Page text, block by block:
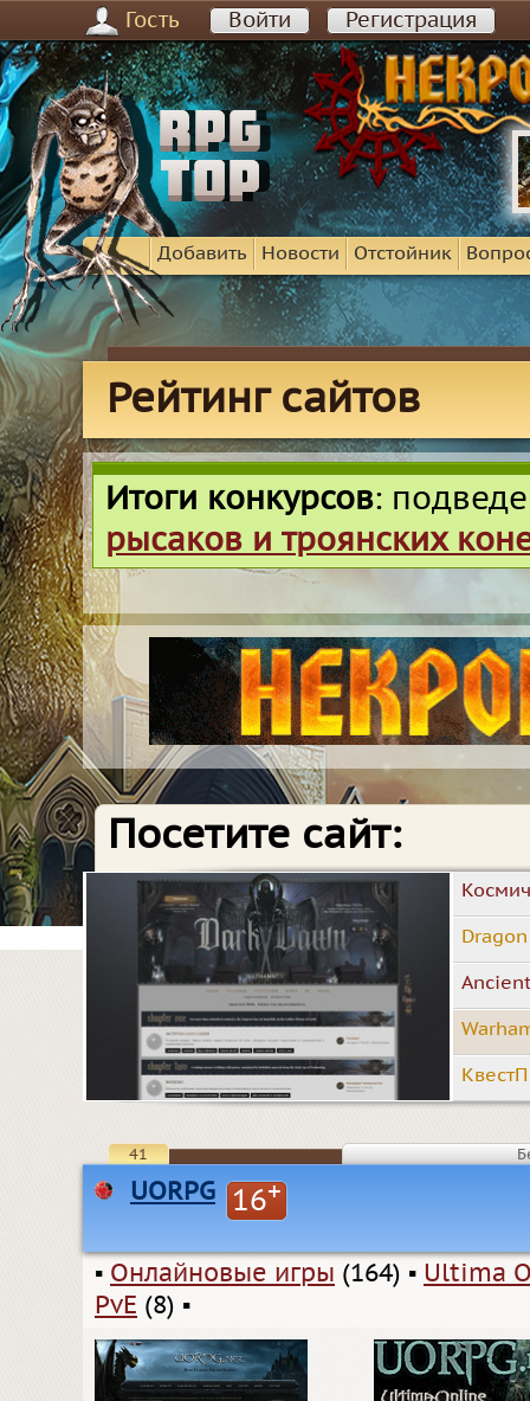
Гость Войти Регистрация
Добавить Новости Отстойник
Рейтинг сайтов
Итоги конкурсов:
рысаков и троянских
Посетите сайт:
41
UORPG 16+
▪ Онлайновые игры (164) ▪ Ultima
PvE (8) ▪